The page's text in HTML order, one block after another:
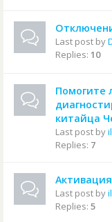
Last post by
Replies: 10
Помогите
китайца
Last post by
Replies: 7
Активация
Last post by
Replies: 5